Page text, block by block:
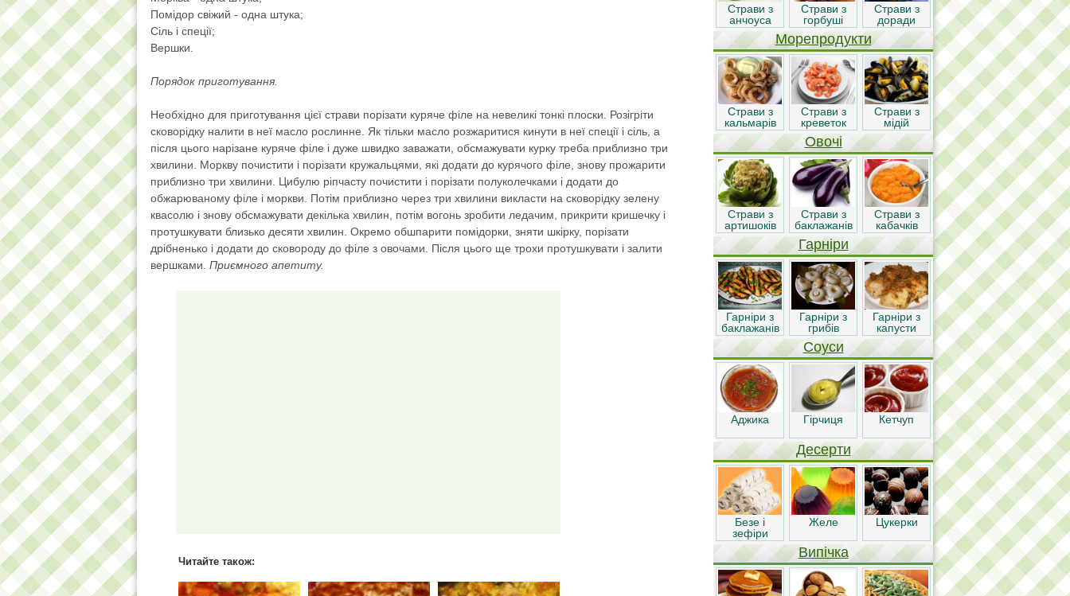
Помідор свіжий - одна штука;
Сіль і спеції;
Вершки.
Порядок приготування.
Необхідно для приготування цієї страви порізати куряче філе на невеликі тонкі плоски. Розігріти
сковорідку налити в неї масло рослинне. Як тільки масло розжаритися кинути в неї спеції і сіль, а
після цього нарізане куряче філе і дуже швидко заважати, обсмажувати курку треба приблизно три
хвилини. Моркву почистити і порізати кружальцями, які додати до курячого філе, знову прожарити
приблизно три хвилини. Цибулю ріпчасту почистити і порізати полуколечками і додати до
обжарюваному філе і моркви. Потім приблизно через три хвилини викласти на сковорідку зелену
квасолю і знову обсмажувати декілька хвилин, потім вогонь зробити ледачим, прикрити кришечку і
протушкувати близько десяти хвилин. Окремо обшпарити помідорки, зняти шкірку, порізати
дрібненько і додати до сковороду до філе з овочами. Після цього ще трохи протушкувати і залити
вершками. Приємного апетиту.
Читайте також:
Страви з
анчоуса
Страви з
горбуші
Страви з
доради
Морепродукти
Страви з
кальмарів
Страви з
креветок
Страви з
мідій
Овочі
Страви з
артишоків
Страви з
баклажанів
Страви з
кабачків
Гарніри
Гарніри з
баклажанів
Гарніри з
грибів
Гарніри з
капусти
Соуси
Аджика Гірчиця Кетчуп
Десерти
Безе і
зефіри
Желе Цукерки
Випічка